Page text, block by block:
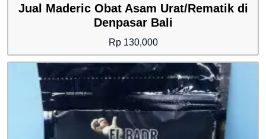
Jual Maderic Obat Asam Urat/Rematik di
Denpasar Bali
Rp130,000